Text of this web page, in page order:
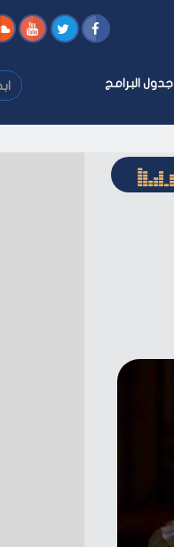
جدول البرامج
ابحث
فى
نجوم اف ام - على كيفك